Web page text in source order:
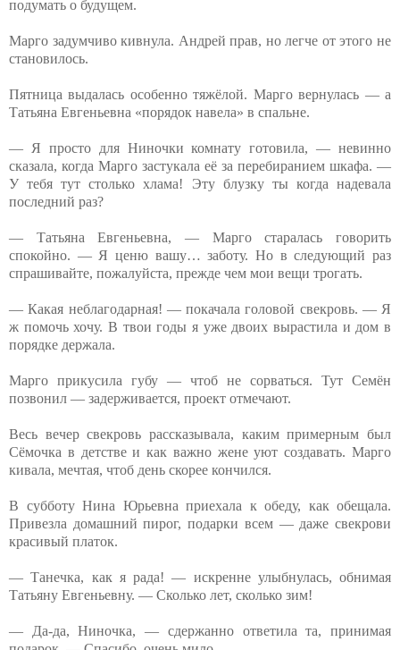
подумать о будущем.
Марго задумчиво кивнула. Андрей прав, но легче от этого не
становилось.
Пятница выдалась особенно тяжёлой. Марго вернулась — а
Татьяна Евгеньевна «порядок навела» в спальне.
— Я просто для Ниночки комнату готовила, — невинно
сказала, когда Марго застукала её за перебиранием шкафа. —
У тебя тут столько хлама! Эту блузку ты когда надевала
последний раз?
— Татьяна Евгеньевна, — Марго старалась говорить
спокойно. — Я ценю вашу… заботу. Но в следующий раз
спрашивайте, пожалуйста, прежде чем мои вещи трогать.
— Какая неблагодарная! — покачала головой свекровь. — Я
ж помочь хочу. В твои годы я уже двоих вырастила и дом в
порядке держала.
Марго прикусила губу — чтоб не сорваться. Тут Семён
позвонил — задерживается, проект отмечают.
Весь вечер свекровь рассказывала, каким примерным был
Сёмочка в детстве и как важно жене уют создавать. Марго
кивала, мечтая, чтоб день скорее кончился.
В субботу Нина Юрьевна приехала к обеду, как обещала.
Привезла домашний пирог, подарки всем — даже свекрови
красивый платок.
— Танечка, как я рада! — искренне улыбнулась, обнимая
Татьяну Евгеньевну. — Сколько лет, сколько зим!
— Да-да, Ниночка, — сдержанно ответила та, принимая